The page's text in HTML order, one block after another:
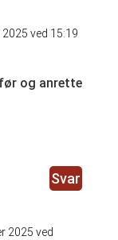
ved 15:19
og anrette
Svar
2025 ved